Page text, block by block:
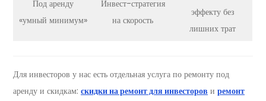
Под аренду
«умный минимум»
Инвест-стратегия
на скорость
эффекту без
лишних трат
Для инвесторов у нас есть отдельная услуга по ремонту под
аренду и скидкам: скидки на ремонт для инвесторов и ремонт